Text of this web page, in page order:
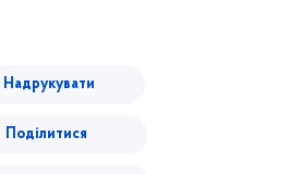
Надрукувати
Поділитися